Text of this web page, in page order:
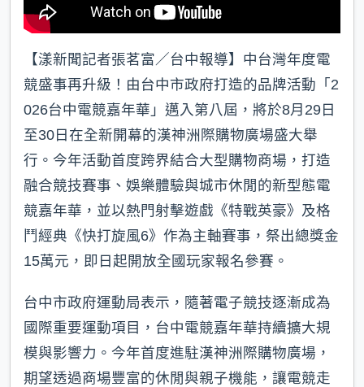
【漾新聞記者張茗富／台中報導】中台灣年度電
競盛事再升級！由台中市政府打造的品牌活動「2
026台中電競嘉年華」邁入第八屆，將於8月29日
至30日在全新開幕的漢神洲際購物廣場盛大舉
行。今年活動首度跨界結合大型購物商場，打造
融合競技賽事、娛樂體驗與城市休閒的新型態電
競嘉年華，並以熱門射擊遊戲《特戰英豪》及格
鬥經典《快打旋風6》作為主軸賽事，祭出總獎金
15萬元，即日起開放全國玩家報名參賽。
台中市政府運動局表示，隨著電子競技逐漸成為
國際重要運動項目，台中電競嘉年華持續擴大規
模與影響力。今年首度進駐漢神洲際購物廣場，
期望透過商場豐富的休閒與親子機能，讓電競走